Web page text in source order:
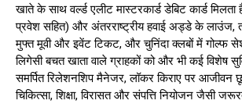
खाते के साथ वर्ल्ड एलीट मास्टरकार्ड डेबिट कार्ड
प्रवेश सहित) और अंतरराष्ट्रीय हवाई अड्डे के लाउंज,
मुफ्त मूवी और इवेंट टिकट, और चुनिंदा क्लबों में गोल्फ
लिगेसी बचत खाता वाले ग्राहकों को और भी कई विशेष
समर्पित रिलेशनशिप मैनेजर, लॉकर किराए पर आजीवन
चिकित्सा, शिक्षा, विरासत और संपत्ति नियोजन जैसी